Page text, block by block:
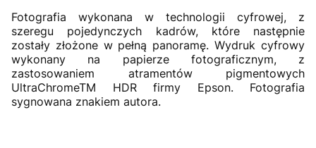
Fotografia wykonana w technologii cyfrowej, z
szeregu pojedynczych kadrów, które następnie
zostały złożone w pełną panoramę. Wydruk cyfrowy
wykonany na papierze fotograficznym, z
zastosowaniem atramentów pigmentowych
UltraChromeTM HDR firmy Epson. Fotografia
sygnowana znakiem autora.